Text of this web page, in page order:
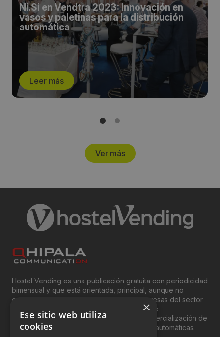
Ni.Si en Vendtra 2023: Innovación en
vasos y paletinas para la distribución
automática
Leer más
Ver más
Hostel Vending es una publicación gratuita con periodicidad
bimensual y que está orientada, principal, aunque no
exclusivamente, a los profesionales y empresas del sector
del “Vending”; nombre con el que se conoce
genéricamente entre profesionales a la comercialización de
productos y servicios a través de máquinas automáticas.
×
Ese sitio web utiliza
cookies